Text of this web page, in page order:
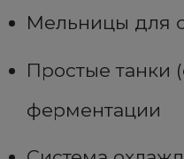
Мельницы для
Простые танки
ферментации